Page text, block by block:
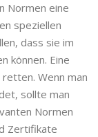
Normen eine
speziellen
dass sie im
können. Eine
Wenn man
sollte man
Normen
Zertifikate